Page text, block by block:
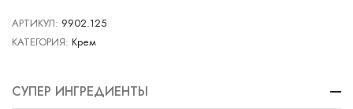
АРТИКУЛ: 9902.125
КАТЕГОРИЯ: Крем
СУПЕР ИНГРЕДИЕНТЫ